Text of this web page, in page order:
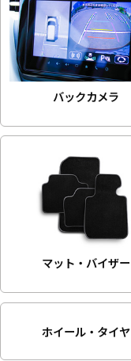
バックカメラ
マット・バイザー
ホイール ・タイヤ